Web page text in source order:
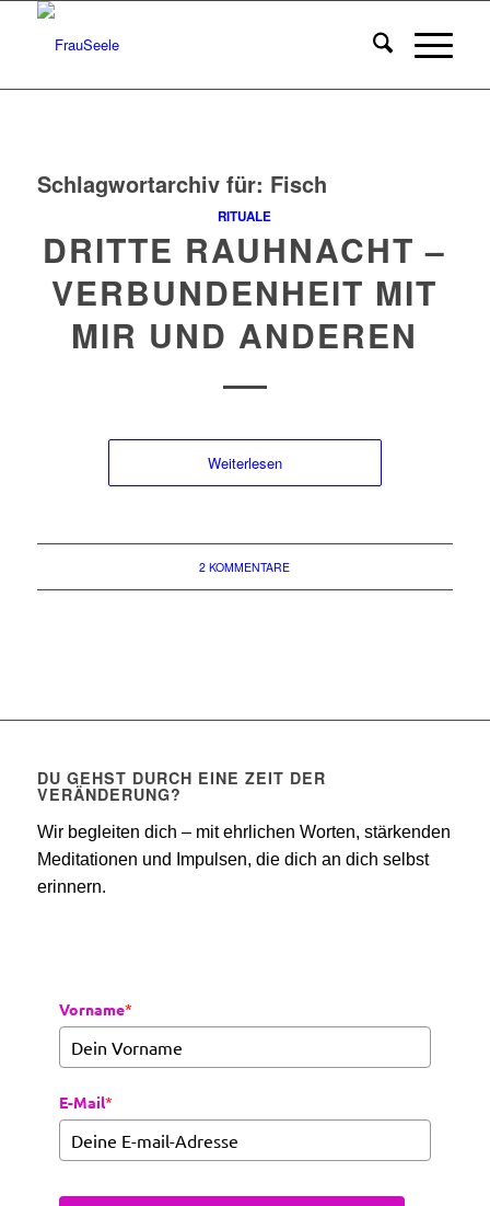
Schlagwortarchiv für: Fisch
RITUALE
DRITTE RAUHNACHT –
VERBUNDENHEIT MIT
MIR UND ANDEREN
Weiterlesen
2 KOMMENTARE
DU GEHST DURCH EINE ZEIT DER
VERÄNDERUNG?
Wir begleiten dich – mit ehrlichen Worten, stärkenden
Meditationen und Impulsen, die dich an dich selbst
erinnern.
Vorname*
E-Mail*